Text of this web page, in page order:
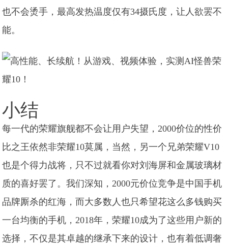
也不会烫手，最高发热温度仅有34摄氏度，让人欲罢不
能。
小结
每一代的荣耀旗舰都不会让用户失望，2000价位的性价
比之王依然非荣耀10莫属，当然，另一个兄弟荣耀V10
也是个得力战将，只不过就看你对刘海屏和金属玻璃材
质的喜好罢了。我们深知，2000元价位竞争是中国手机
品牌厮杀的红海，而大多数人也只希望花这么多钱购买
一台均衡的手机，2018年，荣耀10成为了这些用户新的
选择，不仅是其卓越的继承下来的设计，也有着低调奢